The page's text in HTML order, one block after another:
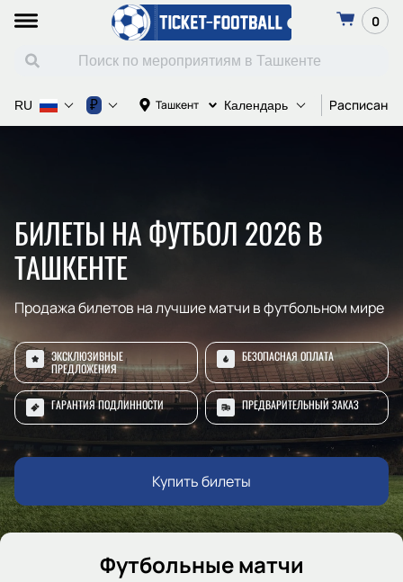
0
Ташкент Календарь
RU ₽
БИЛЕТЫ НА ФУТБОЛ 2026 В
ТАШКЕНТЕ
Продажа билетов на лучшие матчи в футбольном мире
Купить билеты
ЭКСКЛЮЗИВНЫЕ
ПРЕДЛОЖЕНИЯ
БЕЗОПАСНАЯ ОПЛАТА
ГАРАНТИЯ ПОДЛИННОСТИ ПРЕДВАРИТЕЛЬНЫЙ ЗАКАЗ
Футбольные матчи